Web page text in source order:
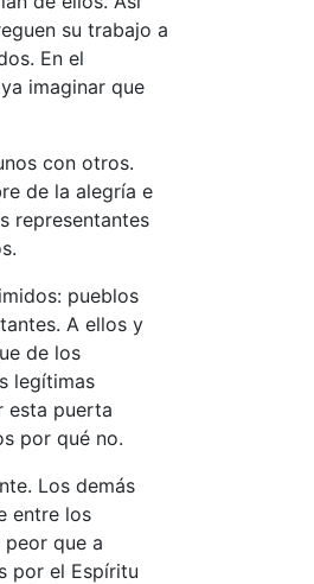
su trabajo a
En el
imaginar que
con otros.
de la alegría e
representantes
pueblos
A ellos y
de los
legítimas
esta puerta
por qué no.
Los demás
entre los
que a
por el Espíritu